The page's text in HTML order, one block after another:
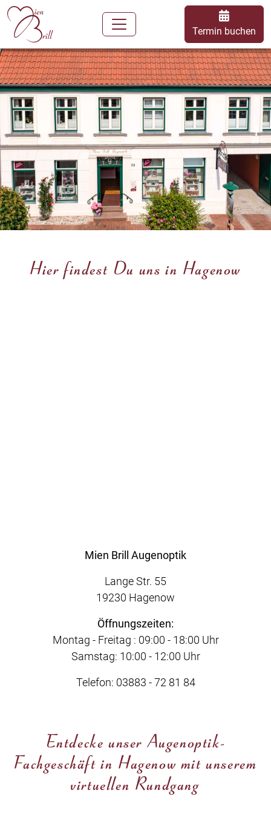
Termin buchen
Hier findest Du uns in Hagenow
Mien Brill Augenoptik
Lange Str. 55
19230 Hagenow
Öffnungszeiten:
Montag - Freitag : 09:00 - 18:00 Uhr
Samstag: 10:00 - 12:00 Uhr
Telefon: 03883 - 72 81 84
Entdecke unser Augenoptik-
Fachgeschäft in Hagenow mit unserem
virtuellen Rundgang